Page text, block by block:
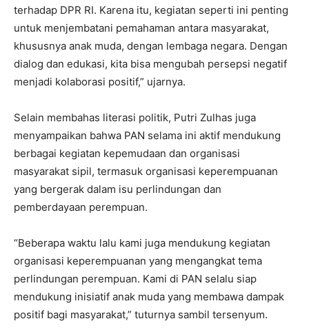
terhadap DPR RI. Karena itu, kegiatan seperti ini penting
untuk menjembatani pemahaman antara masyarakat,
khususnya anak muda, dengan lembaga negara. Dengan
dialog dan edukasi, kita bisa mengubah persepsi negatif
menjadi kolaborasi positif,” ujarnya.
Selain membahas literasi politik, Putri Zulhas juga
menyampaikan bahwa PAN selama ini aktif mendukung
berbagai kegiatan kepemudaan dan organisasi
masyarakat sipil, termasuk organisasi keperempuanan
yang bergerak dalam isu perlindungan dan
pemberdayaan perempuan.
“Beberapa waktu lalu kami juga mendukung kegiatan
organisasi keperempuanan yang mengangkat tema
perlindungan perempuan. Kami di PAN selalu siap
mendukung inisiatif anak muda yang membawa dampak
positif bagi masyarakat,” tuturnya sambil tersenyum.